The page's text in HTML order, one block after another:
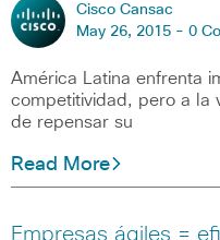
Cisco Cansac
May 26, 2015 - 0
América Latina enfrenta
competitividad, pero a la
de repensar su
Read More
Empresas ágiles =